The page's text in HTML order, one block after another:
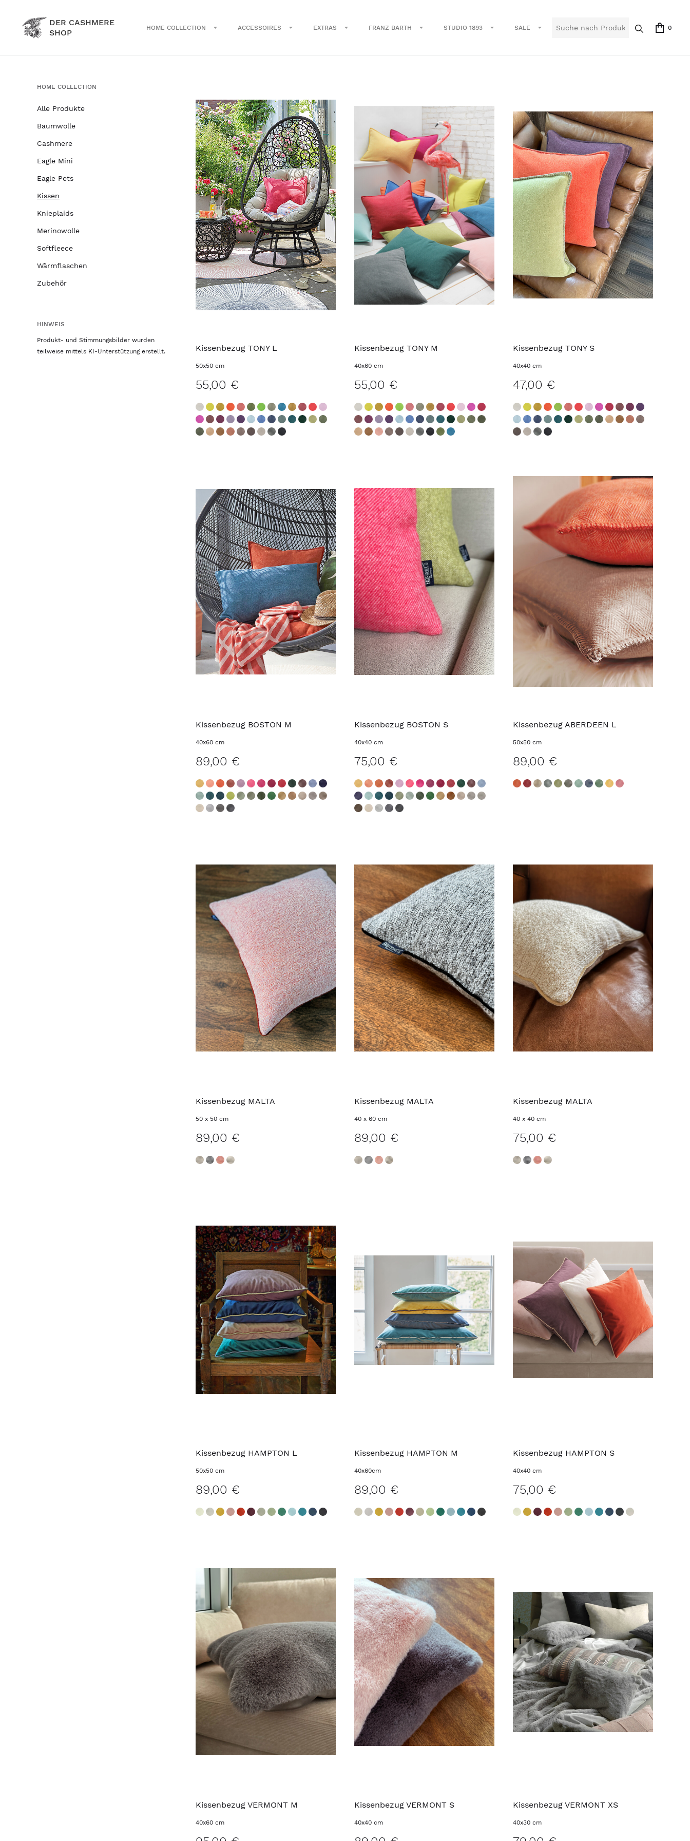
DER CASHMERE
SHOP
HOME COLLECTION ACCESSOIRES EXTRAS FRANZ BARTH STUDIO 1893 SALE 0
Kissenbezug TONY L
50x50 cm
55,00 €
Kissenbezug TONY M
40x60 cm
55,00 €
Kissenbezug TONY S
40x40 cm
47,00 €
Kissenbezug BOSTON M
40x60 cm
89,00 €
Kissenbezug BOSTON S
40x40 cm
75,00 €
Kissenbezug ABERDEEN L
50x50 cm
89,00 €
Kissenbezug MALTA
50 x 50 cm
89,00 €
Kissenbezug MALTA
40 x 60 cm
89,00 €
Kissenbezug MALTA
40 x 40 cm
75,00 €
Kissenbezug HAMPTON L
50x50 cm
89,00 €
Kissenbezug HAMPTON M
40x60cm
89,00 €
Kissenbezug HAMPTON S
40x40 cm
75,00 €
Kissenbezug VERMONT M
40x60 cm
Kissenbezug VERMONT S
40x40 cm
Kissenbezug VERMONT XS
40x30 cm
HOME COLLECTION
Alle Produkte
Baumwolle
Cashmere
Eagle Mini
Eagle Pets
Kissen
Knieplaids
Merinowolle
Softfleece
Wärmflaschen
Zubehör
HINWEIS
Produkt- und Stimmungsbilder wurden
teilweise mittels KI-Unterstützung erstellt.